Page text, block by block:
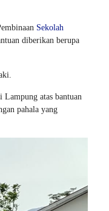
Sekolah
diberikan berupa
atas bantuan
pahala yang